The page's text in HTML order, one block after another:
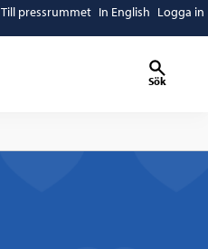
Till pressrummet In English Logga in
Sök